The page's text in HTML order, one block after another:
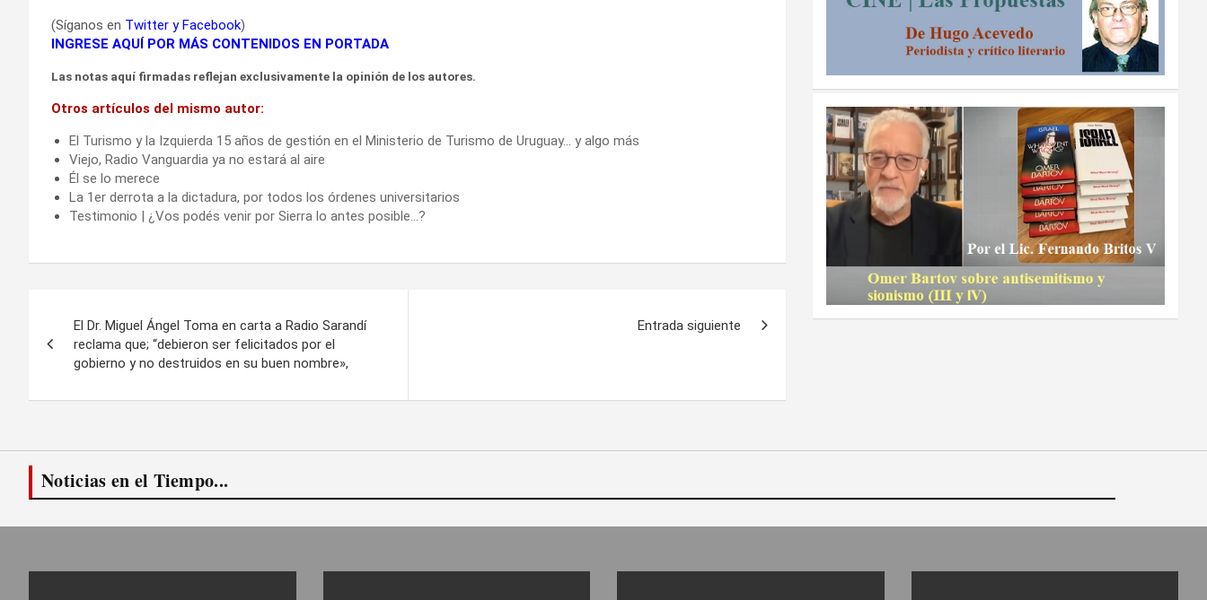
(Síganos en Twitter yFacebook)
INGRESE AQUÍ POR MÁS CONTENIDOS EN PORTADA
Las notas aquí firmadas reflejan exclusivamente la opinión de los autores.
Otros artículos del mismo autor:
El Turismo y la Izquierda 15 años de gestión en el Ministerio de Turismo de Uruguay… y algo más
Viejo, Radio Vanguardia ya no estará al aire
Él se lo merece
La 1er derrota a la dictadura, por todos los órdenes universitarios
Testimonio | ¿Vos podés venir por Sierra lo antes posible…?
de
entradas
El Dr. Miguel Ángel Toma en carta a Radio Sarandí
reclama que; “debieron ser felicitados por el
gobierno y no destruidos en su buen nombre»,
Entrada siguiente
Noticias en el Tiempo...